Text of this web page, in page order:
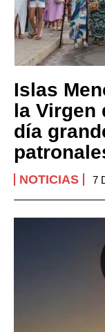
Islas
la Virgen
día
NOTICIAS 7